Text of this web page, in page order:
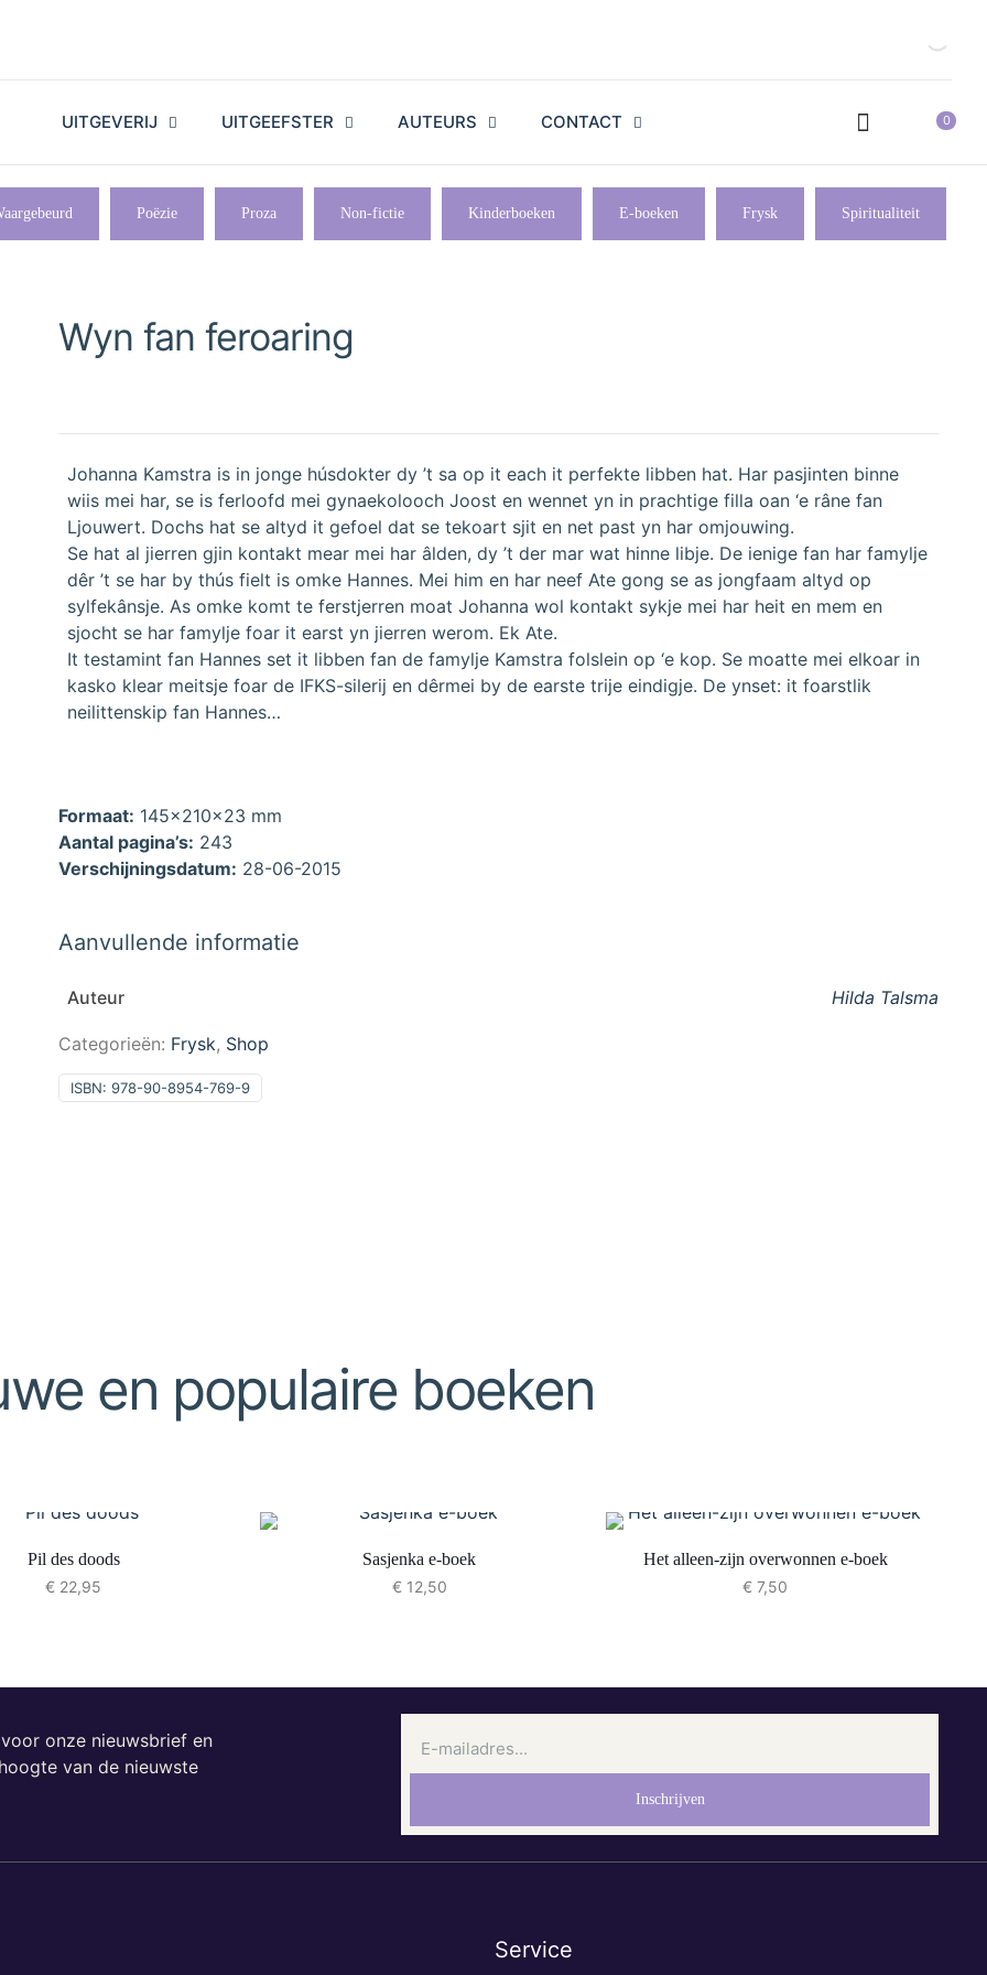
UITGEVERIJ UITGEEFSTER AUTEURS CONTACT 0
Poëzie Proza Non-fictie Kinderboeken E-boeken Frysk Spiritualiteit
Wyn fan feroaring
Johanna Kamstra is in jonge húsdokter dy ’t sa op it each it perfekte libben hat. Har pasjinten binne
wiis mei har, se is ferloofd mei gynaekolooch Joost en wennet yn in prachtige filla oan ‘e râne fan
Ljouwert. Dochs hat se altyd it gefoel dat se tekoart sjit en net past yn har omjouwing.
Se hat al jierren gjin kontakt mear mei har âlden, dy ’t der mar wat hinne libje. De ienige fan har famylje
dêr ’t se har by thús fielt is omke Hannes. Mei him en har neef Ate gong se as jongfaam altyd op
sylfekânsje. As omke komt te ferstjerren moat Johanna wol kontakt sykje mei har heit en mem en
sjocht se har famylje foar it earst yn jierren werom. Ek Ate.
It testamint fan Hannes set it libben fan de famylje Kamstra folslein op ‘e kop. Se moatte mei elkoar in
kasko klear meitsje foar de IFKS-silerij en dêrmei by de earste trije eindigje. De ynset: it foarstlik
neilittenskip fan Hannes…
Formaat: 145x210x23 mm
Aantal pagina’s: 243
Verschijningsdatum: 28-06-2015
Aanvullende informatie
Auteur Hilda Talsma
Categorieën: Frysk, Shop
ISBN: 978-90-8954-769-9
en populaire boeken
Pil des doods
€ 22,95
Sasjenka e-boek
€12,50
Het alleen-zijn overwonnen e-boek
€ 7,50
onze nieuwsbrief en
van de nieuwste
Service